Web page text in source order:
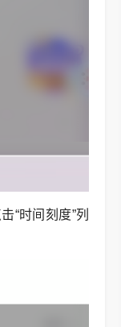
“时间刻度”列